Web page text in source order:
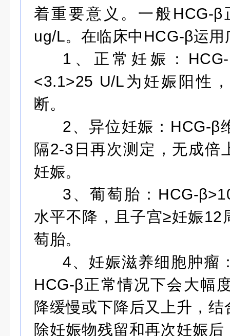
着重要意义。一般HCG-
ug/L。在临床中HCG-β运用
1、正常妊娠：
<3.1>25 U/L为妊娠阳性
断。
2、异位妊娠：HCG-β
隔2-3日再次测定，无成倍
妊娠。
3、葡萄胎：HCG-
水平不降，且子宫≥妊娠12
萄胎。
4、妊娠滋养细胞肿瘤
HCG-β正常情况下会大幅
降缓慢或下降后又上升，
除妊娠物残留和再次妊娠